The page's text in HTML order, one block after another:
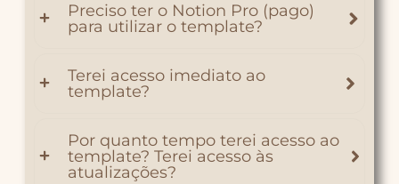
Preciso ter o Notion Pro (pago)
para utilizar o template?
Terei acesso imediato ao
template?
Por quanto tempo terei acesso ao
template? Terei acesso às
atualizações?